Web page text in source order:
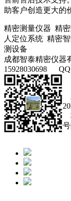
助客户创造更大的
精密测量仪器 精
人定位系统 精密
测设备
成都智泰精密仪器
15928030698
号|